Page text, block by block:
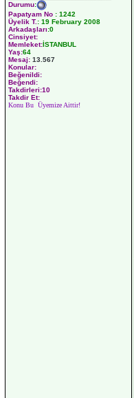
Durumu:
Papatyam No : 1242
Üyelik T. : 19 February 2008
Arkadaşları:0
Cinsiyet:
Memleket:İSTANBUL
Yaş:64
Mesaj: 13.567
Konular:
Beğenildi:
Beğendi:
Takdirleri:10
Takdir Et:
Konu Bu Üyemize Aittir!